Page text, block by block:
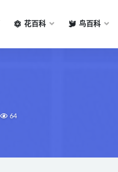
花百科 鸟百科
64